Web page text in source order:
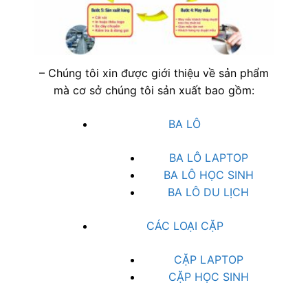
– Chúng tôi xin được giới thiệu về sản phẩm
mà cơ sở chúng tôi sản xuất bao gồm:
BA LÔ
BA LÔ LAPTOP
BA LÔ HỌC SINH
BA LÔ DU LỊCH
CÁC LOẠI CẶP
CẶP LAPTOP
CẶP HỌC SINH